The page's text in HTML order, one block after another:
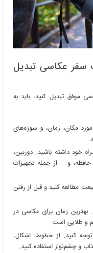
سفر عکاسی تبدیل
موفق تبدیل کنید، باید به
مکان، زمان، و سوژه‌های
خود داشته باشید. دوربین،
حافظه، و … از جمله تجهیزات
مطالعه کنید و قبل از رفتن
زمان برای عکاسی در
و طلایی است.
کنید. از خطوط، اشکال،
و چشم‌نواز استفاده کنید.